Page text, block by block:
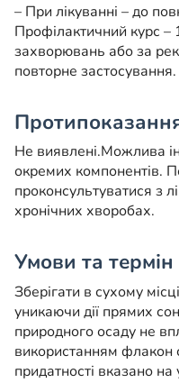
– При лікуванні – до
Профілактичний курс –
захворювань або за
повторне застосування.
Не виявлені.Можлива
окремих компонентів.
проконсультуватися з
хронічних хворобах.
Умови та термін
Зберігати в сухому
уникаючи дії прямих
природного осаду не
використанням флакон
придатності вказано на